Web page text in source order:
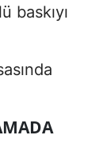
baskıyı